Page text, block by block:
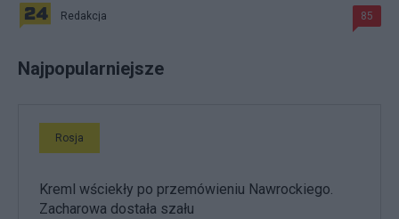
Redakcja 85
Najpopularniejsze
Rosja
Kreml wściekły po przemówieniu Nawrockiego.
Zacharowa dostała szału